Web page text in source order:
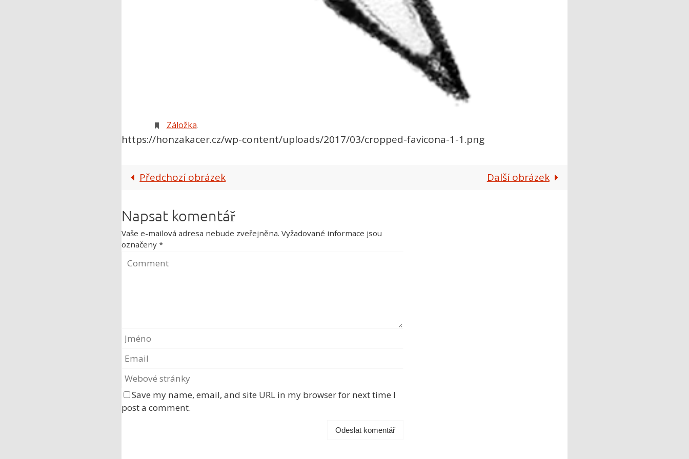
Záložka.
https://honzakacer.cz/wp-content/uploads/2017/03/cropped-favicona-1-1.png
Předchozí obrázek Další obrázek
Napsat komentář
Vaše e-mailová adresa nebude zveřejněna. Vyžadované informace jsou
označeny *
Save my name, email, and site URL in my browser for next time I
post a comment.